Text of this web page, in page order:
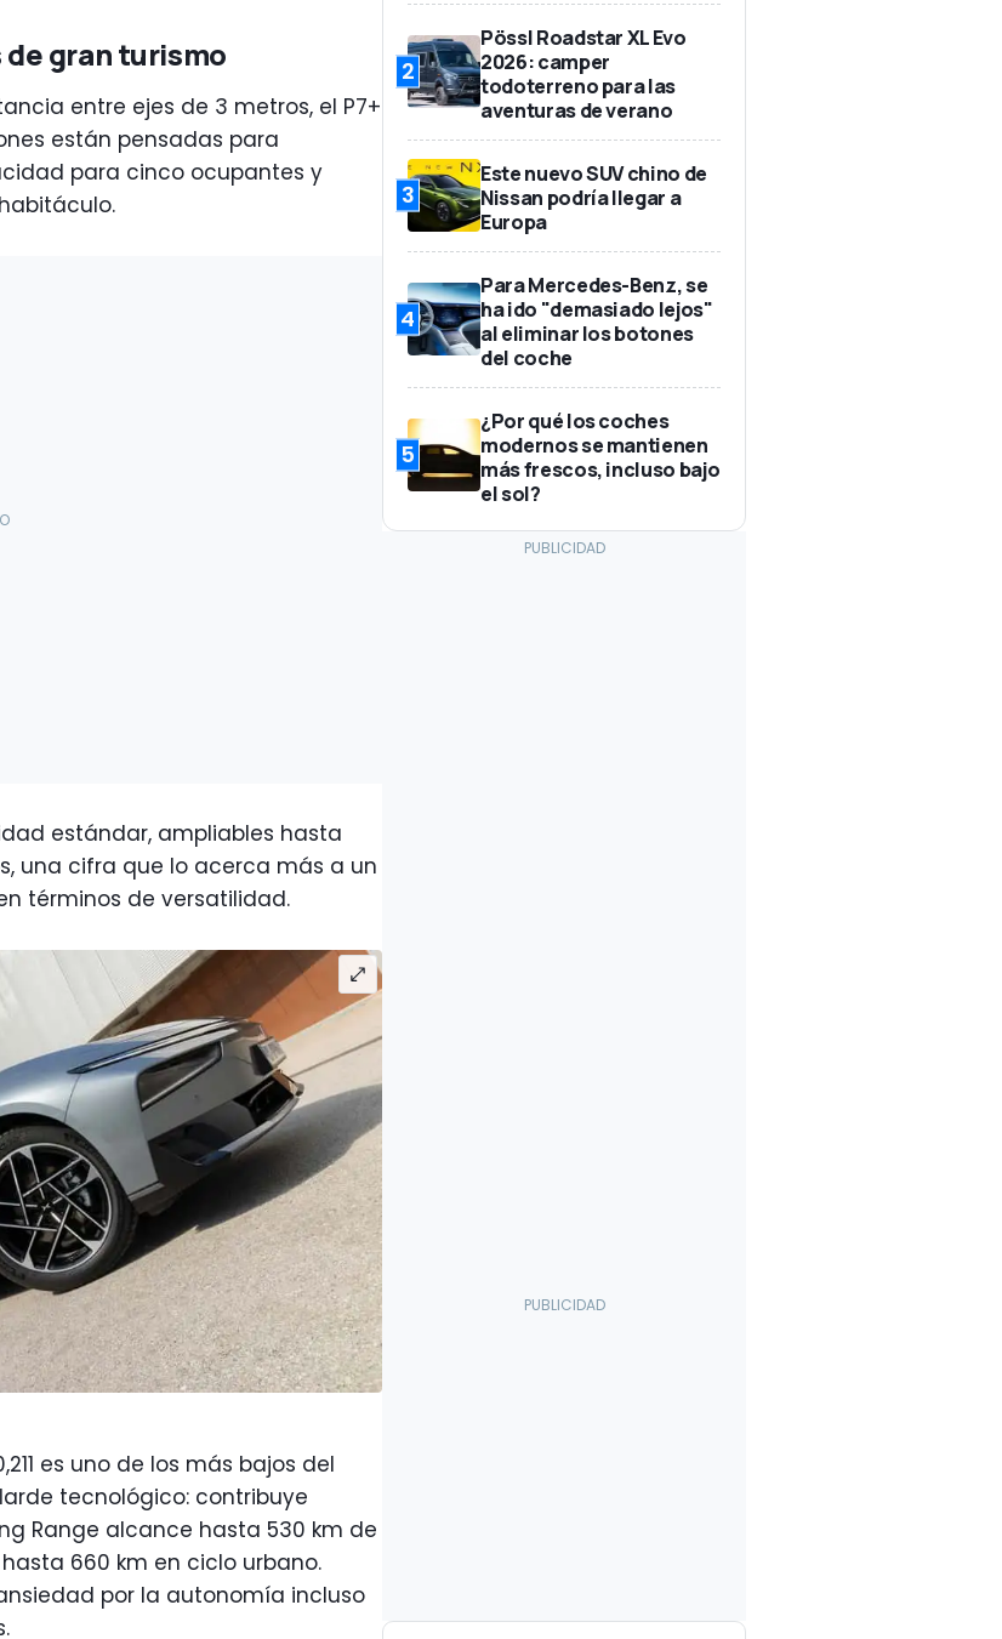
gran turismo
entre ejes de 3 metros, el P7+
están pensadas para
para cinco ocupantes y
estándar, ampliables hasta
una cifra que lo acerca más a un
términos de versatilidad.
es uno de los más bajos del
tecnológico: contribuye
Range alcance hasta 530 km de
660 km en ciclo urbano.
por la autonomía incluso
2
Pössl Roadstar XL Evo
2026: camper
todoterreno para las
aventuras de verano
3
Este nuevo SUV chino de
Nissan podría llegar a
Europa
4
Para Mercedes-Benz, se
ha ido "demasiado lejos"
al eliminar los botones
del coche
5
¿Por qué los coches
modernos se mantienen
más frescos, incluso bajo
el sol?